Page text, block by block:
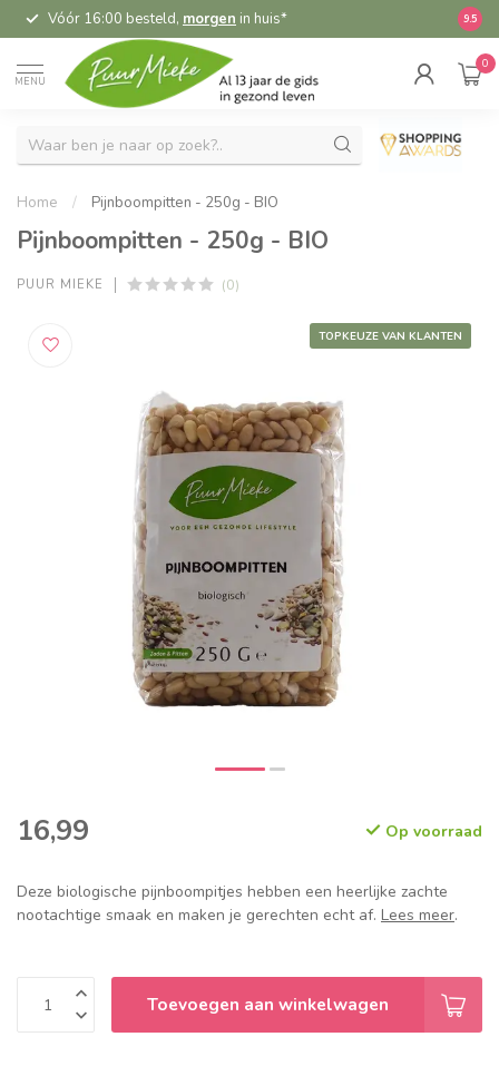
Vóór 16:00 besteld, morgen in huis* 9.5
MENU
0
Home / Pijnboompitten - 250g - BIO
Pijnboompitten - 250g - BIO
PUUR MIEKE (0)
TOPKEUZE VAN KLANTEN
16,99 Op voorraad
Deze biologische pijnboompitjes hebben een heerlijke zachte
nootachtige smaak en maken je gerechten echt af. Lees meer.
Toevoegen aan winkelwagen